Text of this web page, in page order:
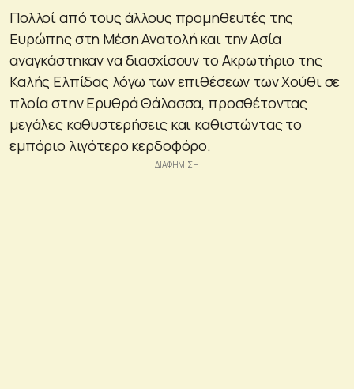
Πολλοί από τους άλλους προμηθευτές της
Ευρώπης στη Μέση Ανατολή και την Ασία
αναγκάστηκαν να διασχίσουν το Ακρωτήριο της
Καλής Ελπίδας λόγω των επιθέσεων των Χούθι σε
πλοία στην Ερυθρά Θάλασσα, προσθέτοντας
μεγάλες καθυστερήσεις και καθιστώντας το
εμπόριο λιγότερο κερδοφόρο.